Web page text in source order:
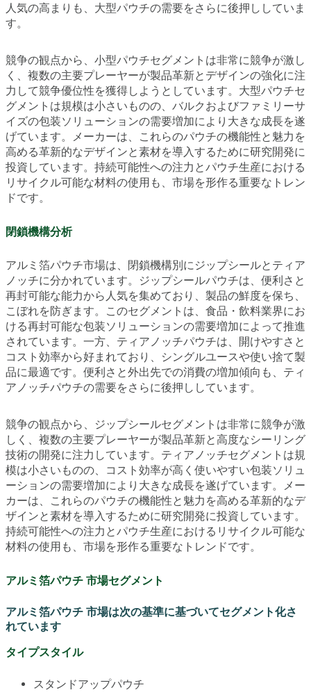
人気の高まりも、大型パウチの需要をさらに後押ししていま
す。
競争の観点から、小型パウチセグメントは非常に競争が激し
く、複数の主要プレーヤーが製品革新とデザインの強化に注
力して競争優位性を獲得しようとしています。大型パウチセ
グメントは規模は小さいものの、バルクおよびファミリーサ
イズの包装ソリューションの需要増加により大きな成長を遂
げています。メーカーは、これらのパウチの機能性と魅力を
高める革新的なデザインと素材を導入するために研究開発に
投資しています。持続可能性への注力とパウチ生産における
リサイクル可能な材料の使用も、市場を形作る重要なトレン
ドです。
閉鎖機構分析
アルミ箔パウチ市場は、閉鎖機構別にジップシールとティア
ノッチに分かれています。ジップシールパウチは、便利さと
再封可能な能力から人気を集めており、製品の鮮度を保ち、
こぼれを防ぎます。このセグメントは、食品・飲料業界にお
ける再封可能な包装ソリューションの需要増加によって推進
されています。一方、ティアノッチパウチは、開けやすさと
コスト効率から好まれており、シングルユースや使い捨て製
品に最適です。便利さと外出先での消費の増加傾向も、ティ
アノッチパウチの需要をさらに後押ししています。
競争の観点から、ジップシールセグメントは非常に競争が激
しく、複数の主要プレーヤーが製品革新と高度なシーリング
技術の開発に注力しています。ティアノッチセグメントは規
模は小さいものの、コスト効率が高く使いやすい包装ソリュ
ーションの需要増加により大きな成長を遂げています。メー
カーは、これらのパウチの機能性と魅力を高める革新的なデ
ザインと素材を導入するために研究開発に投資しています。
持続可能性への注力とパウチ生産におけるリサイクル可能な
材料の使用も、市場を形作る重要なトレンドです。
アルミ箔パウチ 市場セグメント
アルミ箔パウチ 市場は次の基準に基づいてセグメント化さ
れています
タイプスタイル
スタンドアップパウチ